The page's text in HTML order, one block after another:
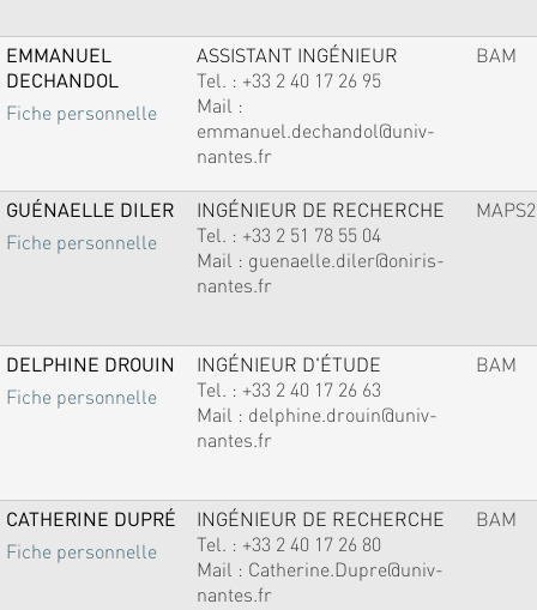
EMMANUEL
DECHANDOL
Fiche personnelle
ASSISTANT INGÉNIEUR
Tel. : +33 2 40 17 26 95
Mail :
emmanuel.dechandol@univ-
nantes.fr
BAM
GUÉNAELLE DILER
Fiche personnelle
INGÉNIEUR DE RECHERCHE
Tel. : +33 2 51 78 55 04
Mail : guenaelle.diler@oniris-
nantes.fr
MAPS2
DELPHINE DROUIN
Fiche personnelle
INGÉNIEUR D'ÉTUDE
Tel. : +33 2 40 17 26 63
Mail : delphine.drouin@univ-
nantes.fr
BAM
CATHERINE DUPRÉ
Fiche personnelle
INGÉNIEUR DE RECHERCHE
Tel. : +33 2 40 17 26 80
Mail : Catherine.Dupre@univ-
nantes.fr
BAM